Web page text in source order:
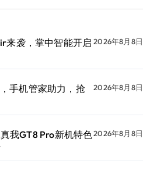
来袭，掌中智能开启 2026年8月8日
手机管家助力，抢
2026年8月8日
我GT8 Pro新机特色2026年8月8日